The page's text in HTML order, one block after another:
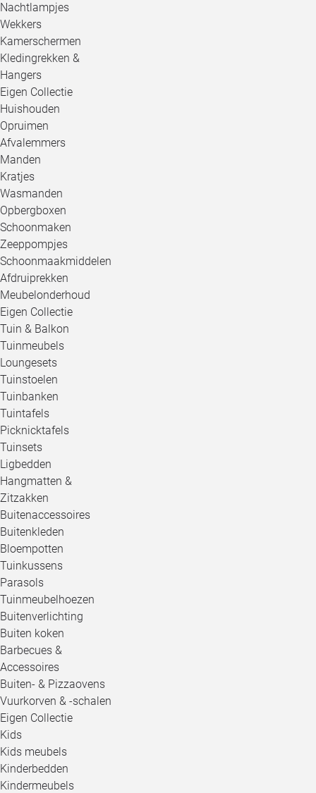
Nachtlampjes
Wekkers
Kamerschermen
Kledingrekken &
Hangers
Eigen Collectie
Huishouden
Opruimen
Afvalemmers
Manden
Kratjes
Wasmanden
Opbergboxen
Schoonmaken
Zeeppompjes
Schoonmaakmiddelen
Afdruiprekken
Meubelonderhoud
Eigen Collectie
Tuin & Balkon
Tuinmeubels
Loungesets
Tuinstoelen
Tuinbanken
Tuintafels
Picknicktafels
Tuinsets
Ligbedden
Hangmatten &
Zitzakken
Buitenaccessoires
Buitenkleden
Bloempotten
Tuinkussens
Parasols
Tuinmeubelhoezen
Buitenverlichting
Buiten koken
Barbecues &
Accessoires
Buiten- & Pizzaovens
Vuurkorven & -schalen
Eigen Collectie
Kids
Kids meubels
Kinderbedden
Kindermeubels